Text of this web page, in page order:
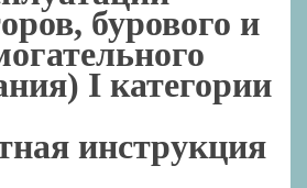
бурового и
I категории
инструкция